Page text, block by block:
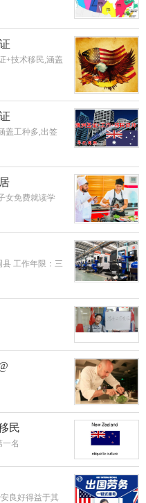
+技术移民,涵盖
盖工种多,出签
女免费就读学
工作年限：三
民
名
良好得益于其